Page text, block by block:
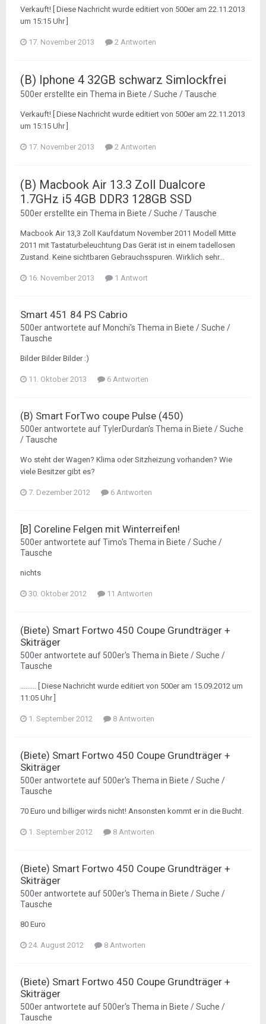
Verkauft! [ Diese Nachricht wurde editiert von 500er am 22.11.2013
um 15:15 Uhr ]
17. November 2013 2 Antworten
(B) Iphone 4 32GB schwarz Simlockfrei
500ererstellte ein Thema in Biete / Suche / Tausche
Verkauft! [ Diese Nachricht wurde editiert von 500er am 22.11.2013
um 15:15 Uhr ]
17. November 2013 2 Antworten
(B) Macbook Air 13.3 Zoll Dualcore
1.7GHz i5 4GB DDR3 128GB SSD
500ererstellte ein Thema in Biete / Suche / Tausche
Macbook Air 13,3 Zoll Kaufdatum November 2011 Modell Mitte
2011 mit Tastaturbeleuchtung Das Gerät ist in einem tadellosen
Zustand. Keine sichtbaren Gebrauchsspuren. Wirklich sehr...
16. November 2013 1 Antwort
Smart 451 84 PS Cabrio
500erantwortete auf Monchi's Thema in Biete / Suche /
Tausche
Bilder Bilder Bilder :)
11. Oktober 2013 6 Antworten
(B) Smart ForTwo coupe Pulse (450)
500erantwortete aufTylerDurdan's Thema in Biete / Suche
/ Tausche
Wo steht der Wagen? Klima oder Sitzheizung vorhanden? Wie
viele Besitzer gibt es?
7. Dezember 2012 6 Antworten
[B] Coreline Felgen mit Winterreifen!
500erantwortete aufTimo's Thema in Biete / Suche /
Tausche
nichts
30. Oktober 2012 11 Antworten
(Biete) Smart Fortwo 450 Coupe Grundträger +
Skiträger
500erantwortete auf 500er's Thema in Biete / Suche /
Tausche
......... [ Diese Nachricht wurde editiert von 500er am 15.09.2012 um
11:05 Uhr ]
1. September 2012 8 Antworten
(Biete) Smart Fortwo 450 Coupe Grundträger +
Skiträger
500erantwortete auf 500er's Thema in Biete / Suche /
Tausche
70 Euro und billiger wirds nicht! Ansonsten kommt er in die Bucht.
1. September 2012 8 Antworten
(Biete) Smart Fortwo 450 Coupe Grundträger +
Skiträger
500erantwortete auf 500er's Thema in Biete / Suche /
Tausche
80 Euro
24. August 2012 8 Antworten
(Biete) Smart Fortwo 450 Coupe Grundträger +
Skiträger
500erantwortete auf 500er's Thema in Biete / Suche /
Tausche